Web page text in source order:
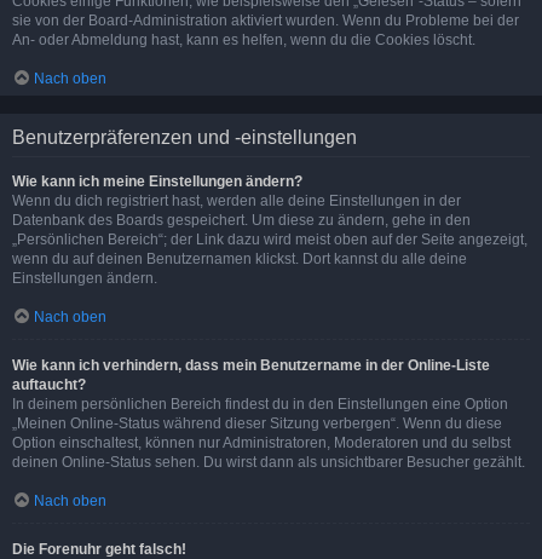
sie von der Board-Administration aktiviert wurden. Wenn du Probleme bei der
An- oder Abmeldung hast, kann es helfen, wenn du die Cookies löscht.
Nach oben
Benutzerpräferenzen und -einstellungen
Wie kann ich meine Einstellungen ändern?
Wenn du dich registriert hast, werden alle deine Einstellungen in der
Datenbank des Boards gespeichert. Um diese zu ändern, gehe in den
„Persönlichen Bereich“; der Link dazu wird meist oben auf der Seite angezeigt,
wenn du auf deinen Benutzernamen klickst. Dort kannst du alle deine
Einstellungen ändern.
Nach oben
Wie kann ich verhindern, dass mein Benutzername in der Online-Liste
auftaucht?
In deinem persönlichen Bereich findest du in den Einstellungen eine Option
„Meinen Online-Status während dieser Sitzung verbergen“. Wenn du diese
Option einschaltest, können nur Administratoren, Moderatoren und du selbst
deinen Online-Status sehen. Du wirst dann als unsichtbarer Besucher gezählt.
Nach oben
Die Forenuhr geht falsch!